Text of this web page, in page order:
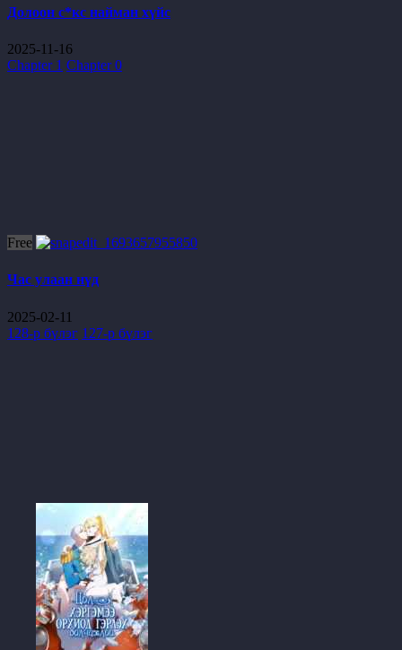
Долоон с*кс найман хүйс
2025-11-16
Chapter 1 Chapter 0
Free
Час улаан нүд
2025-02-11
128-р бүлэг 127-р бүлэг